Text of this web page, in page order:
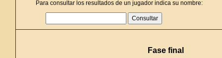
Para consultar los resultados de un jugador indica su nombre:
Fase final